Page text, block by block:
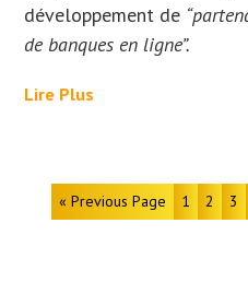
développement de
de banques en ligne”.
Lire Plus
« Previous Page 1 2 3